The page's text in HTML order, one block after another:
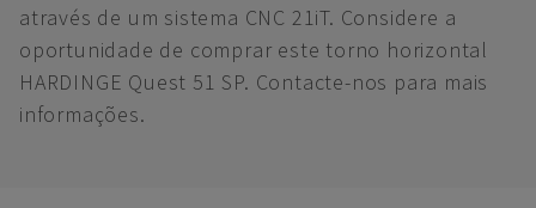
através de um sistema CNC 21iT. Considere a
oportunidade de comprar este torno horizontal
HARDINGE Quest 51 SP. Contacte-nos para mais
informações.